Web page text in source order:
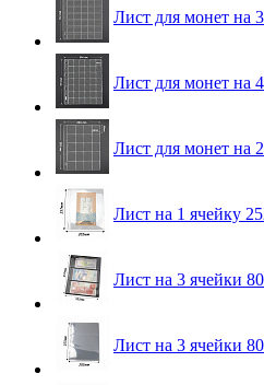
Лист для монет на
Лист для монет на
Лист для монет на
Лист на 1 ячейку
Лист на 3 ячейки
Лист на 3 ячейки